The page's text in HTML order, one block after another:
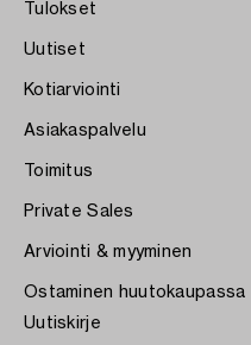
Tulokset
Uutiset
Kotiarviointi
Asiakaspalvelu
Toimitus
Private Sales
Arviointi & myyminen
Ostaminen huutokaupassa
Uutiskirje